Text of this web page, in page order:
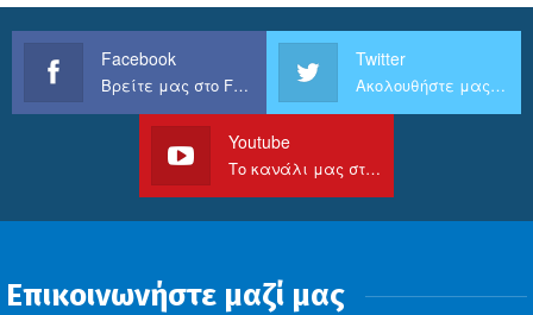
Facebook
Βρείτε μας στο Facebook
Twitter
Ακολουθήστε μας στο Twitter
Youtube
Το κανάλι μας στο Youtube
Επικοινωνήστε μαζί μας